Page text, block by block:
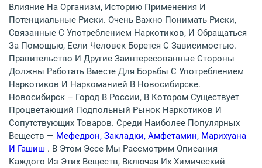
Влияние На Организм, Историю Применения И
Потенциальные Риски. Очень Важно Понимать Риски,
Связанные С Употреблением Наркотиков, И Обращаться
За Помощью, Если Человек Борется С Зависимостью.
Правительство И Другие Заинтересованные Стороны
Должны Работать Вместе Для Борьбы С Употреблением
Наркотиков И Наркоманией В Новосибирске.
Новосибирск – Город В России, В Котором Существует
Процветающий Подпольный Рынок Наркотиков И
Сопутствующих Товаров. Среди Наиболее Популярных
Веществ — Мефедрон, Закладки, Амфетамин, Марихуана
И Гашиш . В Этом Эссе Мы Рассмотрим Описания
Каждого Из Этих Веществ, Включая Их Химический